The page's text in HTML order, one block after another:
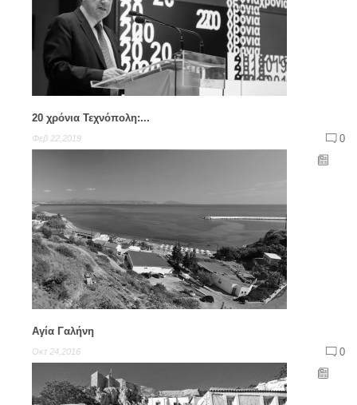
20 χρόνια Τεχνόπολη:...
Φεβ 22,2019 0
Αγία Γαλήνη
Οκτ 24,2016 0